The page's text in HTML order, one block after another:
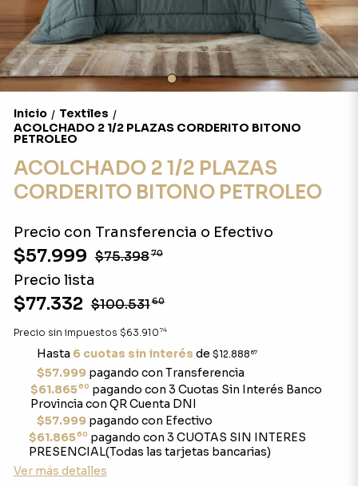
Inicio / Textiles /
ACOLCHADO 2 1/2 PLAZAS CORDERITO BITONO
PETROLEO
ACOLCHADO 2 1/2 PLAZAS
CORDERITO BITONO PETROLEO
Precio con Transferencia o Efectivo
$57.999 $75.39870
Precio lista
$77.332 $100.53160
Precio sin impuestos $63.910 74
Hasta 6 cuotas sin interés de $12.888 67
$57.999pagando con Transferencia
$61.86560 pagando con 3 Cuotas Sin Interés Banco
Provincia con QR Cuenta DNI
$57.999pagando con Efectivo
$61.86560 pagando con 3 CUOTAS SIN INTERES
PRESENCIAL(Todas las tarjetas bancarias)
Ver más detalles